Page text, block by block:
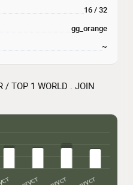
/ TOP 1 WORLD . JOIN
16 / 32
gg_orange
~